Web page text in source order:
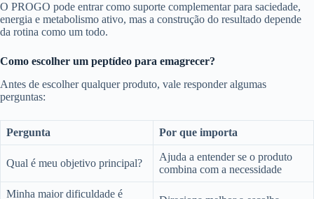
O PROGO pode entrar como suporte complementar para saciedade,
energia e metabolismo ativo, mas a construção do resultado depende
da rotina como um todo.
Como escolher um peptídeo para emagrecer?
Antes de escolher qualquer produto, vale responder algumas
perguntas:
Pergunta Por que importa
Qual é meu objetivo principal?
Ajuda a entender se o produto
combina com a necessidade
Minha maior dificuldade é